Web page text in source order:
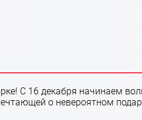
С 16 декабря начинаем
о невероятном